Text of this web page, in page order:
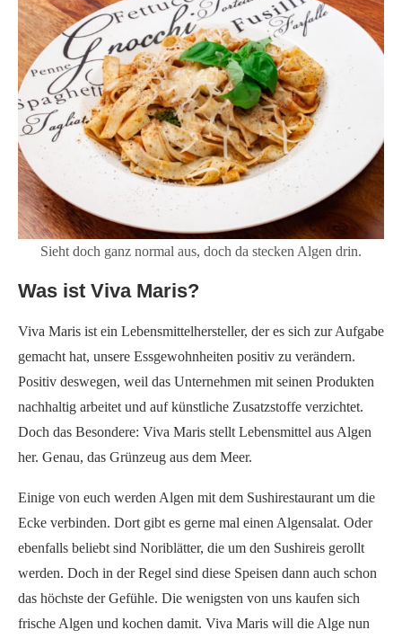
Sieht doch ganz normal aus, doch da stecken Algen drin.
Was ist Viva Maris?
Viva Maris ist ein Lebensmittelhersteller, der es sich zur Aufgabe
gemacht hat, unsere Essgewohnheiten positiv zu verändern.
Positiv deswegen, weil das Unternehmen mit seinen Produkten
nachhaltig arbeitet und auf künstliche Zusatzstoffe verzichtet.
Doch das Besondere: Viva Maris stellt Lebensmittel aus Algen
her. Genau, das Grünzeug aus dem Meer.
Einige von euch werden Algen mit dem Sushirestaurant um die
Ecke verbinden. Dort gibt es gerne mal einen Algensalat. Oder
ebenfalls beliebt sind Noriblätter, die um den Sushireis gerollt
werden. Doch in der Regel sind diese Speisen dann auch schon
das höchste der Gefühle. Die wenigsten von uns kaufen sich
frische Algen und kochen damit. Viva Maris will die Alge nun